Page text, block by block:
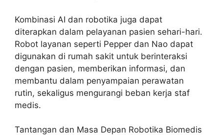
Kombinasi AI dan robotika juga dapat
diterapkan dalam pelayanan pasien sehari-hari.
Robot layanan seperti Pepper dan Nao dapat
digunakan di rumah sakit untuk berinteraksi
dengan pasien, memberikan informasi, dan
membantu dalam penyampaian perawatan
rutin, sekaligus mengurangi beban kerja staf
medis.
Tantangan dan Masa Depan Robotika Biomedis